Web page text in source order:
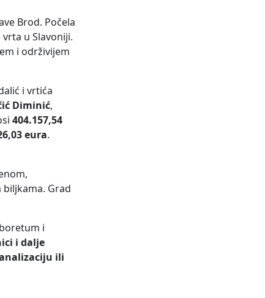
Brod. Počela
u Slavoniji.
i održivijem
i vrtića
Diminić,
404.157,54
eura.
Grad
i
i dalje
ili